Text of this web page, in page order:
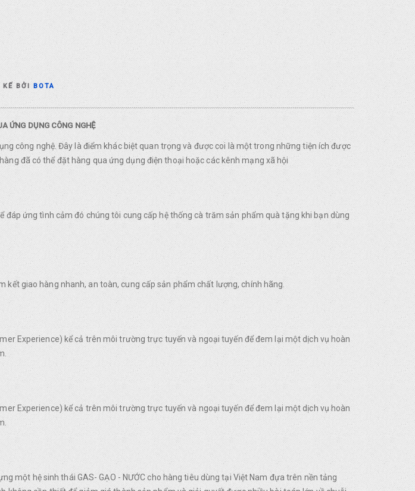
KẾ BỞIBOTA
ỨNG DỤNG CÔNG NGHỆ
công nghệ. Đây là điểm khác biệt quan trọng và được coi là một trong những tiện ích được
đã có thể đặt hàng qua ứng dụng điện thoại hoặc các kênh mạng xã hội
ứng tình cảm đó chúng tôi cung cấp hệ thống cà trăm sản phẩm quà tặng khi bạn dùng
kết giao hàng nhanh, an toàn, cung cấp sản phẩm chất lượng, chính hãng.
Experience) kể cả trên môi trường trực tuyến và ngoại tuyến để đem lại một dịch vụ hoàn
Experience) kể cả trên môi trường trực tuyến và ngoại tuyến để đem lại một dịch vụ hoàn
một hệ sinh thái GAS- GẠO - NƯỚC cho hàng tiêu dùng tại Việt Nam đựa trên nền tảng